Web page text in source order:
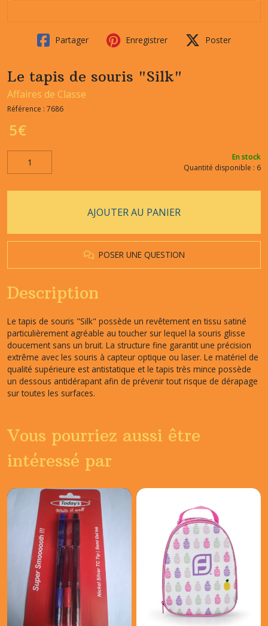
Partager Enregistrer Poster
Le tapis de souris "Silk"
Affaires de Classe
Référence : 7686
5€
En stock
Quantité disponible : 6
AJOUTER AU PANIER
POSER UNE QUESTION
Description
Le tapis de souris "Silk" possède un revêtement en tissu satiné
particulièrement agréable au toucher sur lequel la souris glisse
doucement sans un bruit. La structure fine garantit une précision
extrême avec les souris à capteur optique ou laser. Le matériel de
qualité supérieure est antistatique et le tapis très mince possède
un dessous antidérapant afin de prévenir tout risque de dérapage
sur toutes les surfaces.
Vous pourriez aussi être
intéressé par